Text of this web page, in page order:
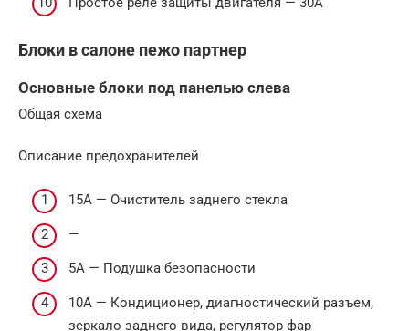
Блоки в салоне пежо партнер
Основные блоки под панелью слева
Общая схема
Описание предохранителей
15А — Очиститель заднего стекла
—
5А — Подушка безопасности
10А — Кондиционер, диагностический разъем,
зеркало заднего вида, регулятор фар